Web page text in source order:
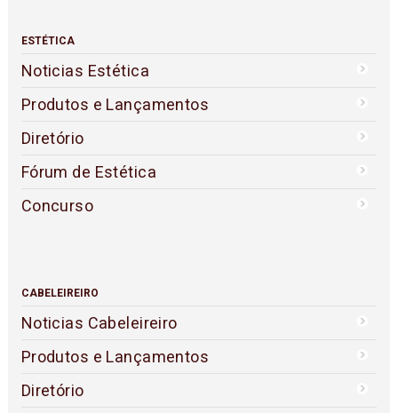
ESTÉTICA
Noticias Estética
Produtos e Lançamentos
Diretório
Fórum de Estética
Concurso
CABELEIREIRO
Noticias Cabeleireiro
Produtos e Lançamentos
Diretório